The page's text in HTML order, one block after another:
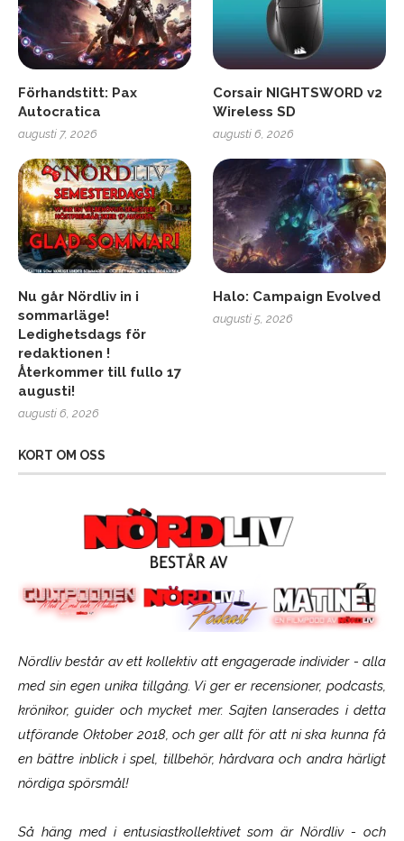
Förhandstitt: Pax
Autocratica
augusti 7, 2026
Corsair NIGHTSWORD v2
Wireless SD
augusti 6, 2026
Nu går Nördliv in i
sommarläge!
Ledighetsdags för
redaktionen !
Återkommer till fullo 17
augusti!
augusti 6, 2026
Halo: Campaign Evolved
augusti 5, 2026
KORT OM OSS
Nördliv består av ett kollektiv att engagerade individer - alla
med sin egen unika tillgång. Vi ger er recensioner, podcasts,
krönikor, guider och mycket mer. Sajten lanserades i detta
utförande Oktober 2018, och ger allt för att ni ska kunna få
en bättre inblick i spel, tillbehör, hårdvara och andra härligt
nördiga spörsmål!
Så häng med i entusiastkollektivet som ärNördliv- och